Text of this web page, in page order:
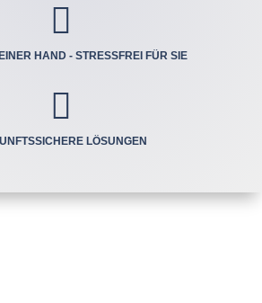

HAND - STRESSFREI FÜR SIE

LÖSUNGEN